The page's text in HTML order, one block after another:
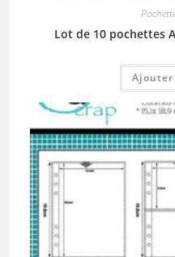
Lot de 10 pochettes